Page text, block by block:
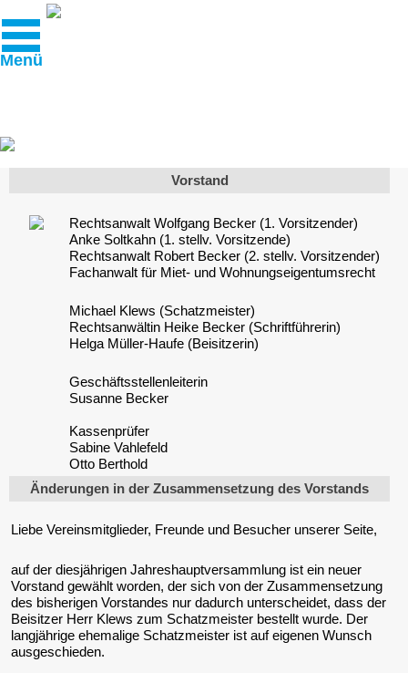
Menü
Vorstand
Rechtsanwalt Wolfgang Becker (1. Vorsitzender)
Anke Soltkahn (1. stellv. Vorsitzende)
Rechtsanwalt Robert Becker (2. stellv. Vorsitzender)
Fachanwalt für Miet- und Wohnungseigentumsrecht
Michael Klews (Schatzmeister)
Rechtsanwältin Heike Becker (Schriftführerin)
Helga Müller-Haufe (Beisitzerin)
Geschäftsstellenleiterin
Susanne Becker
Kassenprüfer
Sabine Vahlefeld
Otto Berthold
Änderungen in der Zusammensetzung des Vorstands
Liebe Vereinsmitglieder, Freunde und Besucher unserer Seite,
auf der diesjährigen Jahreshauptversammlung ist ein neuer
Vorstand gewählt worden, der sich von der Zusammensetzung
des bisherigen Vorstandes nur dadurch unterscheidet, dass der
Beisitzer Herr Klews zum Schatzmeister bestellt wurde. Der
langjährige ehemalige Schatzmeister ist auf eigenen Wunsch
ausgeschieden.
Wir über uns
Kontakt